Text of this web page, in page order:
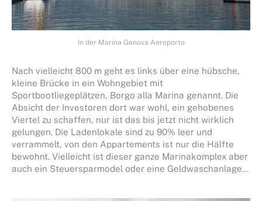
In der Marina Genova Aeroporto
Nach vielleicht 800 m geht es links über eine hübsche,
kleine Brücke in ein Wohngebiet mit
Sportbootliegeplätzen, Borgo alla Marina genannt. Die
Absicht der Investoren dort war wohl, ein gehobenes
Viertel zu schaffen, nur ist das bis jetzt nicht wirklich
gelungen. Die Ladenlokale sind zu 90% leer und
verrammelt, von den Appartements ist nur die Hälfte
bewohnt. Vielleicht ist dieser ganze Marinakomplex aber
auch ein Steuersparmodel oder eine Geldwaschanlage…